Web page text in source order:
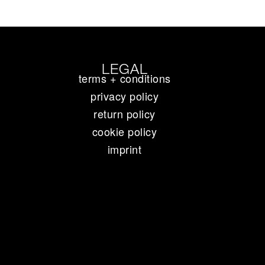
LEGAL
terms + conditions
privacy policy
return policy
cookie policy
imprint